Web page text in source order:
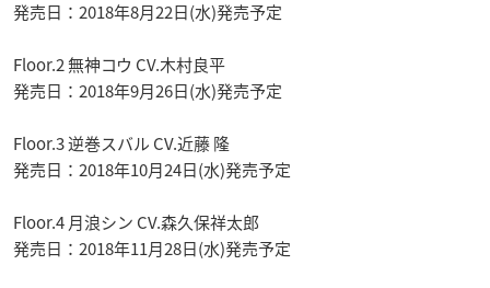
発売日：2018年8月22日(水)発売予定
Floor.2 無神コウ CV.木村良平
発売日：2018年9月26日(水)発売予定
Floor.3 逆巻スバル CV.近藤 隆
発売日：2018年10月24日(水)発売予定
Floor.4 月浪シン CV.森久保祥太郎
発売日：2018年11月28日(水)発売予定